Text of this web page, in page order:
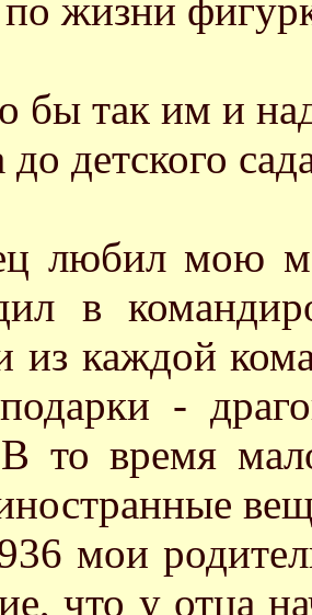
жизни
бы так им и
детского
любил мою
в
из каждой
-
то время
мои
что у отца